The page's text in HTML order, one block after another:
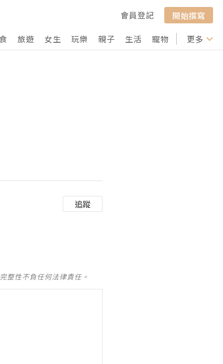
會員登記
開始撰寫
旅遊 女生 玩樂 親子 生活 寵物 行山 打卡
更多
追蹤
整性不負任何法律責任。